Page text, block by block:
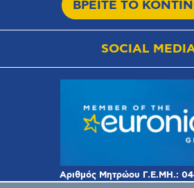
ΒΡΕΙΤΕ ΤΟ
SOCIAL